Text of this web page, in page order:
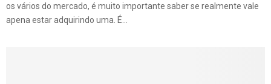
os vários do mercado, é muito importante saber se realmente vale
apena estar adquirindo uma. É...